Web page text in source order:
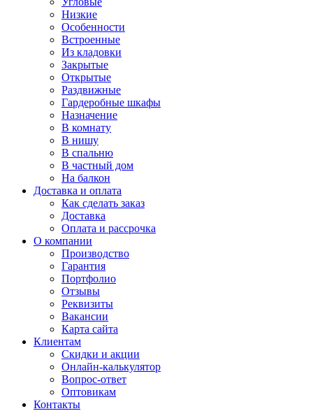
Низкие
Особенности
Встроенные
Из кладовки
Закрытые
Открытые
Раздвижные
Гардеробные шкафы
Назначение
В комнату
В нишу
В спальню
В частный дом
На балкон
Доставка и оплата
Как сделать заказ
Доставка
Оплата и рассрочка
О компании
Производство
Гарантия
Портфолио
Отзывы
Реквизиты
Вакансии
Карта сайта
Клиентам
Скидки и акции
Онлайн-калькулятор
Вопрос-ответ
Оптовикам
Контакты